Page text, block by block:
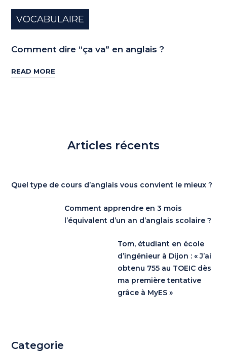
VOCABULAIRE
Comment dire “ça va” en anglais ?
READ MORE
Articles récents
Quel type de cours d’anglais vous convient le mieux ?
Comment apprendre en 3 mois
l’équivalent d’un an d’anglais scolaire ?
Tom, étudiant en école
d’ingénieur à Dijon : « J’ai
obtenu 755 au TOEIC dès
ma première tentative
grâce à MyES »
Categorie